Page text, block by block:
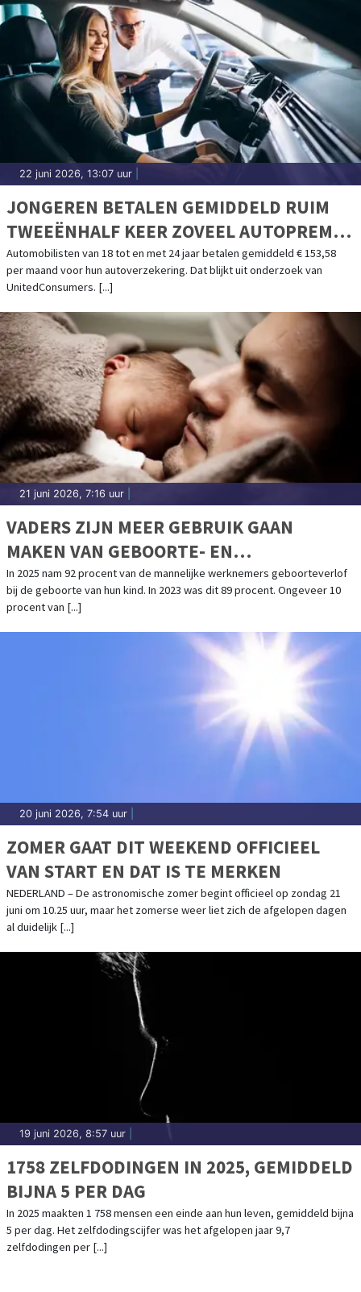
22 juni 2026, 13:07 uur
JONGEREN BETALEN GEMIDDELD RUIM
TWEEËNHALF KEER ZOVEEL AUTOPREMIE
ALS OUDEREN
Automobilisten van 18 tot en met 24 jaar betalen gemiddeld € 153,58
per maand voor hun autoverzekering. Dat blijkt uit onderzoek van
UnitedConsumers. [...]
21 juni 2026, 7:16 uur
VADERS ZIJN MEER GEBRUIK GAAN
MAKEN VAN GEBOORTE- EN
OUDERSCHAPSVERLOF
In 2025 nam 92 procent van de mannelijke werknemers geboorteverlof
bij de geboorte van hun kind. In 2023 was dit 89 procent. Ongeveer 10
procent van [...]
20 juni 2026, 7:54 uur
ZOMER GAAT DIT WEEKEND OFFICIEEL
VAN START EN DAT IS TE MERKEN
NEDERLAND – De astronomische zomer begint officieel op zondag 21
juni om 10.25 uur, maar het zomerse weer liet zich de afgelopen dagen
al duidelijk [...]
19 juni 2026, 8:57 uur
1758 ZELFDODINGEN IN 2025, GEMIDDELD
BIJNA 5 PER DAG
In 2025 maakten 1 758 mensen een einde aan hun leven, gemiddeld bijna
5 per dag. Het zelfdodingscijfer was het afgelopen jaar 9,7
zelfdodingen per [...]